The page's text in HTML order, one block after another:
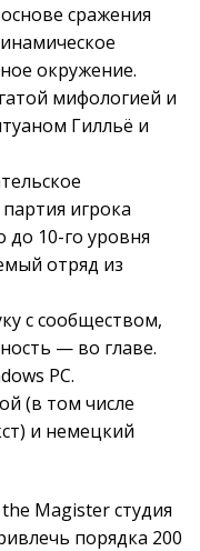
сражения
окружение.
мифологией и
Гилльё и
игрока
до 10-го уровня
отряд из
с сообществом,
— во главе.
PC.
(в том числе
и немецкий
Magister студия
порядка 200